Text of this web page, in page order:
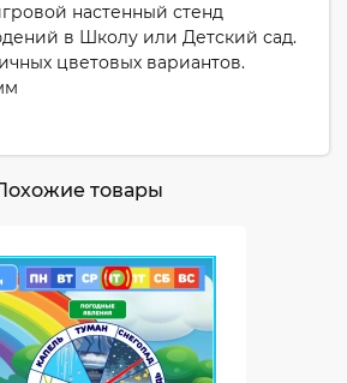
настенный стенд
в Школу или Детский сад.
цветовых вариантов.
товары